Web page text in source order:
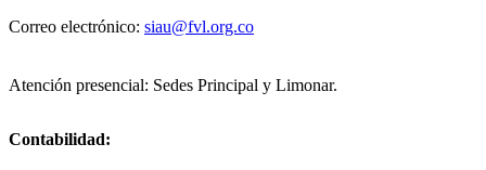
Correo electrónico: siau@fvl.org.co
Atención presencial: Sedes Principal y Limonar.
Contabilidad: